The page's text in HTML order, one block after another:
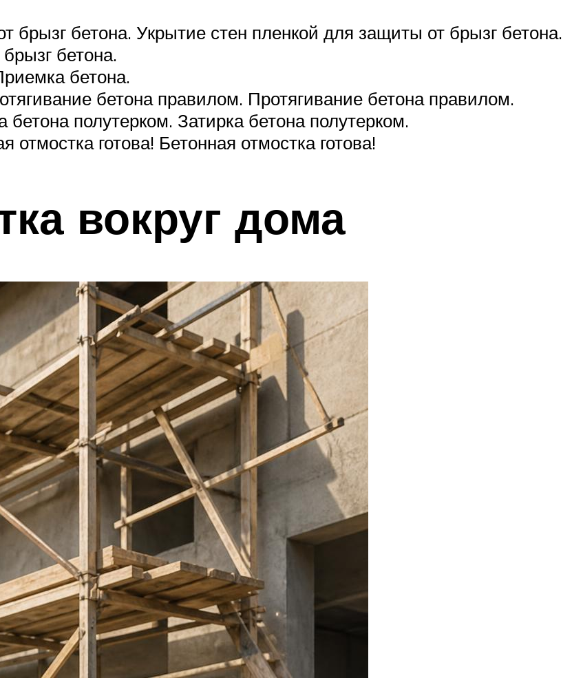
брызг бетона. Укрытие стен пленкой для защиты от брызг бетона.
бетона.
бетона.
бетона правилом. Протягивание бетона правилом.
бетона полутерком. Затирка бетона полутерком.
отмостка готова! Бетонная отмостка готова!
вокруг дома